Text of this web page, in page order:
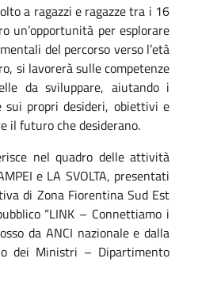
a ragazzi e ragazze tra i 16
un’opportunità per esplorare
del percorso verso l’età
si lavorerà sulle competenze
da sviluppare, aiutando i
propri desideri, obiettivi e
il futuro che desiderano.
nel quadro delle attività
e LA SVOLTA, presentati
di Zona Fiorentina Sud Est
“LINK – Connettiamo i
da ANCI nazionale e dalla
dei Ministri – Dipartimento